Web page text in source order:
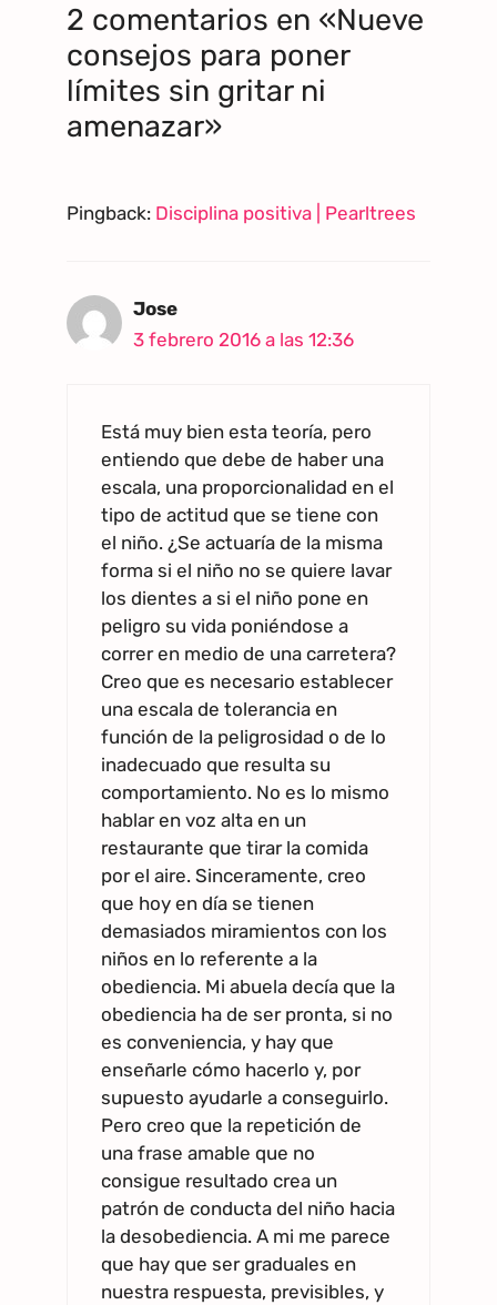
2 comentarios en «Nueve
consejos para poner
límites sin gritar ni
amenazar»
Pingback: Disciplina positiva | Pearltrees
Jose
3 febrero 2016 a las 12:36
Está muy bien esta teoría, pero
entiendo que debe de haber una
escala, una proporcionalidad en el
tipo de actitud que se tiene con
el niño. ¿Se actuaría de la misma
forma si el niño no se quiere lavar
los dientes a si el niño pone en
peligro su vida poniéndose a
correr en medio de una carretera?
Creo que es necesario establecer
una escala de tolerancia en
función de la peligrosidad o de lo
inadecuado que resulta su
comportamiento. No es lo mismo
hablar en voz alta en un
restaurante que tirar la comida
por el aire. Sinceramente, creo
que hoy en día se tienen
demasiados miramientos con los
niños en lo referente a la
obediencia. Mi abuela decía que la
obediencia ha de ser pronta, si no
es conveniencia, y hay que
enseñarle cómo hacerlo y, por
supuesto ayudarle a conseguirlo.
Pero creo que la repetición de
una frase amable que no
consigue resultado crea un
patrón de conducta del niño hacia
la desobediencia. A mi me parece
que hay que ser graduales en
nuestra respuesta, previsibles, y